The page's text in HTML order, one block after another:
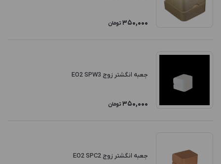
350,000 تومان
جعبه انگشتر زوج EO2 SPW3
350,000 تومان
جعبه انگشتر زوج EO2 SPC2